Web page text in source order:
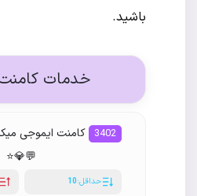
باشید.
خدمات کامنت
3402 کامنت ایموجی
💬💎⭐️
حداقل:10